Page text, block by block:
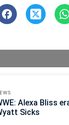
Alexa Bliss
Sicks